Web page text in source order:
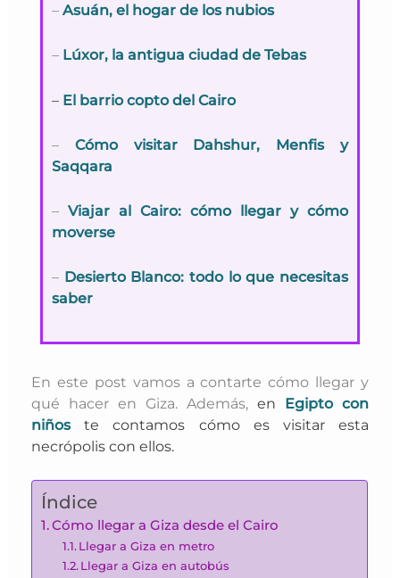
– Asuán, el hogar de los nubios
– Lúxor, la antigua ciudad de Tebas
– El barrio copto del Cairo
– Cómo visitar Dahshur, Menfis y
Saqqara
–Viajar al Cairo: cómo llegar y cómo
moverse
– Desierto Blanco: todo lo que necesitas
saber
En este post vamos a contarte cómo llegar y
qué hacer en Giza. Además, en Egipto con
niños
te contamos
cómo es visitar esta
necrópolis con ellos.
Índice
Cómo llegar a Giza desde el Cairo
Llegar a Giza en metro
Llegar a Giza en autobús